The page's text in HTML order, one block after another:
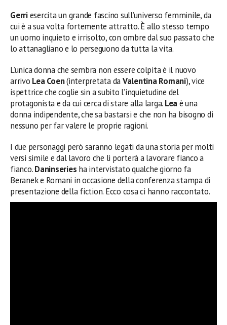
Gerriesercita un grande fascino sull’universo femminile, da
cui è a sua volta fortemente attratto. È allo stesso tempo
un uomo inquieto e irrisolto, con ombre dal suo passato che
lo attanagliano e lo perseguono da tutta la vita.
L’unica donna che sembra non essere colpita è il nuovo
arrivo Lea Coen(interpretata daValentina Romani), vice
ispettrice che coglie sin a subito l’inquietudine del
protagonista e da cui cerca di stare alla larga. Leaè una
donna indipendente, che sa bastarsi e che non ha bisogno di
nessuno per far valere le proprie ragioni.
I due personaggi però saranno legati da una storia per molti
versi simile e dal lavoro che li porterà a lavorare fianco a
fianco.Daninseries ha intervistato qualche giorno fa
Beranek e Romani in occasione della conferenza stampa di
presentazione della fiction. Ecco cosa ci hanno raccontato.